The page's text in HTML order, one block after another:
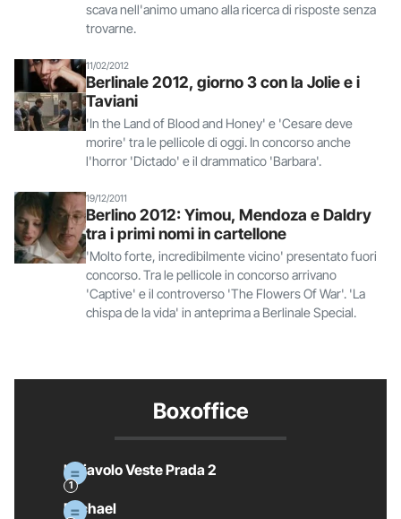
scava nell'animo umano alla ricerca di risposte senza
trovarne.
11/02/2012
Berlinale 2012, giorno 3 con la Jolie e i
Taviani
'In the Land of Blood and Honey' e 'Cesare deve
morire' tra le pellicole di oggi. In concorso anche
l'horror 'Dictado' e il drammatico 'Barbara'.
19/12/2011
Berlino 2012: Yimou, Mendoza e Daldry
tra i primi nomi in cartellone
'Molto forte, incredibilmente vicino' presentato fuori
concorso. Tra le pellicole in concorso arrivano
'Captive' e il controverso 'The Flowers Of War'. 'La
chispa de la vida' in anteprima a Berlinale Special.
Boxoffice
Il Diavolo Veste Prada 2
Michael